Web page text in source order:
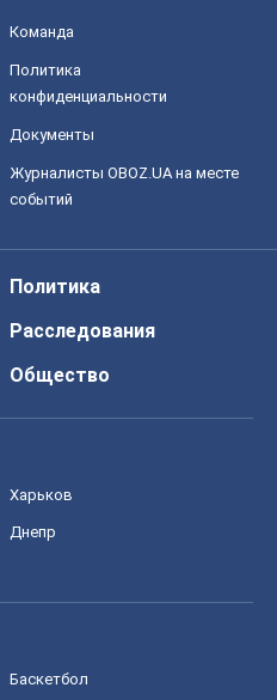
Команда
Политика
конфиденциальности
Документы
Журналисты OBOZ.UA на месте
событий
Политика
Расследования
Общество
Харьков
Днепр
Баскетбол